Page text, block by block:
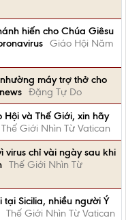
hiến cho Chúa Giêsu
Giáo Hội Năm
máy trợ thở cho
Đặng Tự Do
và Thế Giới, xin hãy
Thế Giới Nhìn Từ Vatican
virus chỉ vài ngày sau khi
Thế Giới Nhìn Từ
tại Sicilia, nhiều người Ý
Thế Giới Nhìn Từ Vatican